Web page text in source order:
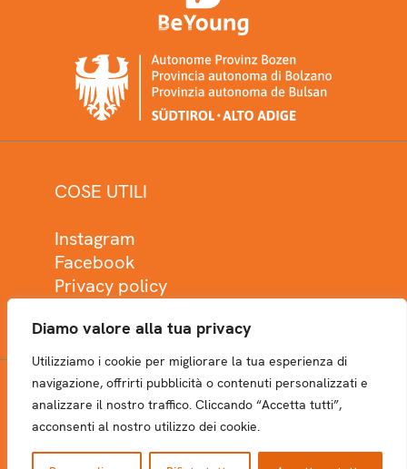
Diamo valore alla tua privacy
Utilizziamo i cookie per migliorare la tua esperienza di
navigazione, offrirti pubblicità o contenuti personalizzati e
analizzare il nostro traffico. Cliccando “Accetta tutti”,
acconsenti al nostro utilizzo dei cookie.
COSE UTILI
Instagram
Facebook
Privacy policy
NEWSLETTER